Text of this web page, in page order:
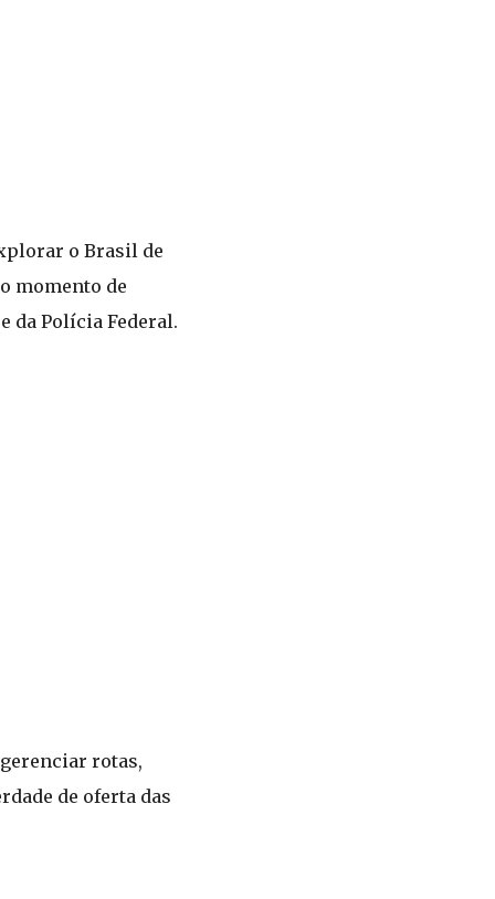
o Brasil de
momento de
da Polícia Federal.
rotas,
de oferta das